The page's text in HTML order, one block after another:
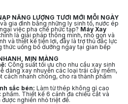
NĂNG LƯỢNG TƯƠI MỚI MỖI NGÀY
gia đình bằng những ly sinh tố, nước ép
việc pha chế phức tạp? Máy Xay
là giải pháp thông minh, nhỏ gọn và
và thiết kế tiện lợi, đây là trợ thủ đắc lực
thức uống bổ dưỡng ngay tại gian bếp
MỊN MÀNG
Công suất tối ưu cho nhu cầu xay sinh
dàng xay nhuyễn các loại trái cây mềm,
cách nhanh chóng, cho ra thành phẩm
sắc bén: Làm từ thép không gỉ cao
Thiết kế 6 cánh đa chiều cắt và
nghiền nhỏ triệt để.